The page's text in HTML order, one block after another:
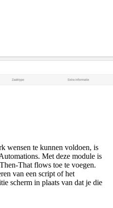
wensen te kunnen voldoen, is
Met deze module is
That flows toe te voegen.
van een script of het
scherm in plaats van dat je die